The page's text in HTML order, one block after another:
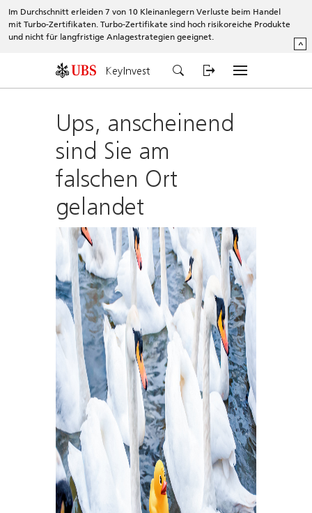
Im Durchschnitt erleiden 7 von 10 Kleinanlegern Verluste beim Handel
mit Turbo-Zertifikaten. Turbo-Zertifikate sind hoch risikoreiche Produkte
und nicht für langfristige Anlagestrategien geeignet.
^
KeyInvest
Ups, anscheinend
sind Sie am
falschen Ort
gelandet